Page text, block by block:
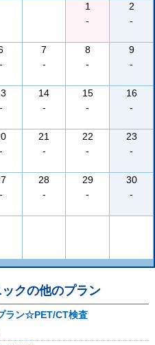
1
-
2
-
-
7
-
8
-
9
-
-
14
-
15
-
16
-
-
21
-
22
-
23
-
-
28
-
29
-
30
-
クの他のプラン
ラン☆PET/CT検査